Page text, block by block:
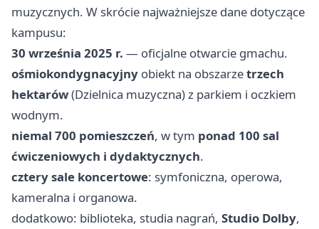
muzycznych. W skrócie najważniejsze dane dotyczące
kampusu:
30 września 2025 r. — oficjalne otwarcie gmachu.
ośmiokondygnacyjny obiekt na obszarzetrzech
hektarów(Dzielnica muzyczna) z parkiem i oczkiem
wodnym.
niemal 700 pomieszczeń, w tym ponad 100 sal
ćwiczeniowych i dydaktycznych.
cztery sale koncertowe: symfoniczna, operowa,
kameralna i organowa.
dodatkowo: biblioteka, studia nagrań, Studio Dolby,